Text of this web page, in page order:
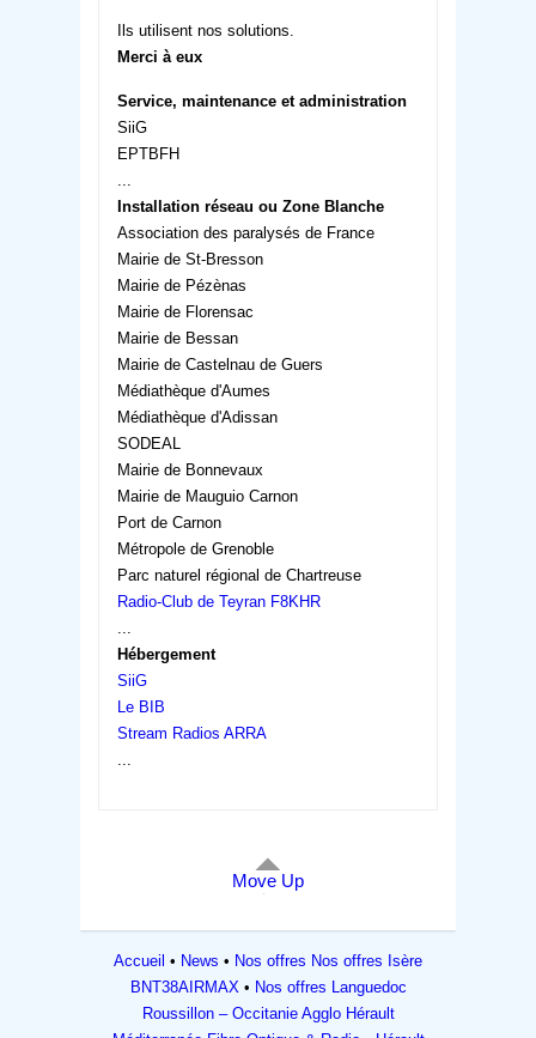
Ils utilisent nos solutions.
Merci à eux
Service, maintenance et administration
SiiG
EPTBFH
Installation réseau ou Zone Blanche
Association des paralysés de France
Mairie de St-Bresson
Mairie de Pézènas
Mairie de Florensac
Mairie de Bessan
Mairie de Castelnau de Guers
Médiathèque d'Aumes
Médiathèque d'Adissan
SODEAL
Mairie de Bonnevaux
Mairie de Mauguio Carnon
Port de Carnon
Métropole de Grenoble
Parc naturel régional de Chartreuse
Radio-Club de Teyran F8KHR
Hébergement
SiiG
Le BIB
Stream Radios ARRA
Move Up
Accueil News Nos offres Nos offres Isère
BNT38AIRMAX
Nos offres Languedoc
Roussillon – Occitanie Agglo Hérault